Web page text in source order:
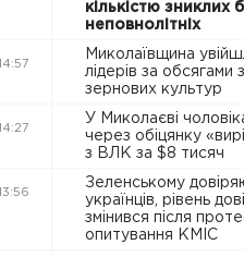
кількістю зниклих
неповнолітніх
14:57
Миколаївщина
лідерів за обсягами
зернових культур
14:27
У Миколаєві
через обіцянку
з ВЛК за $8 тисяч
13:56
Зеленському
українців, рівень
змінився після
опитування КМІС